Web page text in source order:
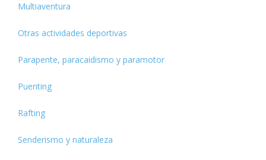
Multiaventura
Otras actividades deportivas
Parapente, paracaidismo y paramotor
Puenting
Rafting
Senderismo y naturaleza